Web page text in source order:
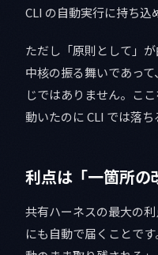
CLI の自動実行に持ち込
ただし「原則として」
中核の振る舞いであっ
じではありません。こ
動いたのに CLI では落ち
利点は「一箇所の
共有ハーネスの最大の
にも自動で届くことで